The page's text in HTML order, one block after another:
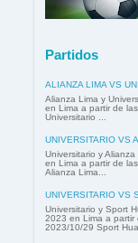
Partidos
ALIANZA LIMA VS
Alianza Lima y
en Lima a partir de
Universitario ...
UNIVERSITARIO VS
Universitario y
en Lima a partir de
Alianza Lima...
UNIVERSITARIO VS
Universitario y Sport
2023 en Lima a partir
2023/10/29 Sport